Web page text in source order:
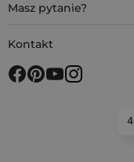
Masz pytanie?
Kontakt